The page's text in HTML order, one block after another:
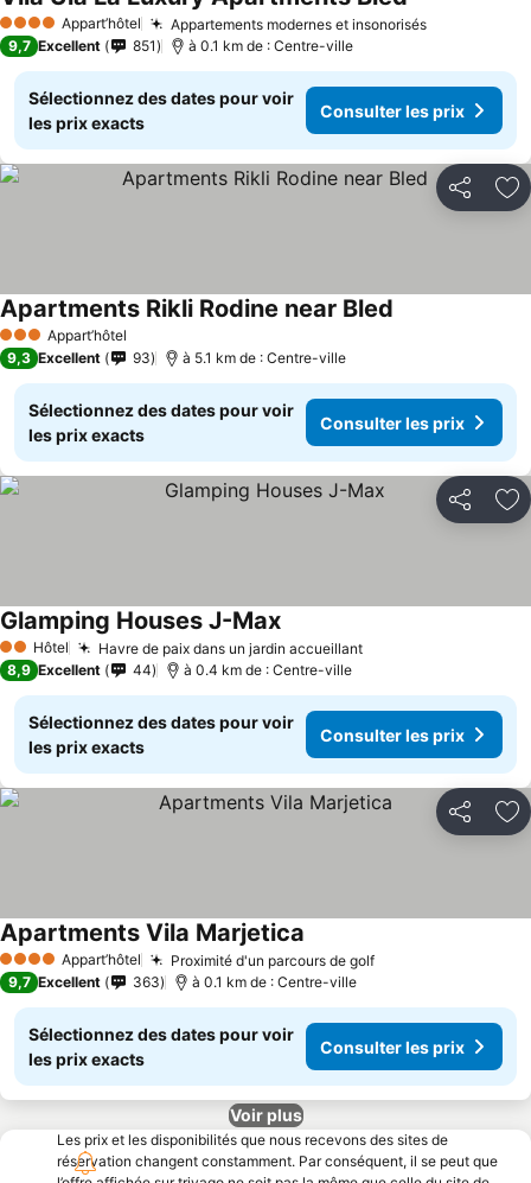
4 Étoiles Appart’hôtel Appartements modernes et insonorisés
9,7 Excellent 851 à 0.1 km de : Centre-ville
Sélectionnez des dates pour voir
les prix exacts
Consulter les prix
Partager
3 ÉtoilesAppart’hôtel
Apartments Rikli Rodine near Bled
9,3 Excellent 93 à 5.1 km de : Centre-ville
Sélectionnez des dates pour voir
les prix exacts
Consulter les prix
Partager
2 Étoiles
Hôtel Havre de paix dans un jardin accueillant
Glamping Houses J-Max
8,9 Excellent 44 à 0.4 km de : Centre-ville
Sélectionnez des dates pour voir
les prix exacts
Consulter les prix
Partager
4 Étoiles Appart’hôtel Proximité d'un parcours de golf
Apartments Vila Marjetica
9,7 Excellent 363 à 0.1 km de : Centre-ville
Sélectionnez des dates pour voir
les prix exacts
Consulter les prix
Voir plus
Les prix et les disponibilités que nous recevons des sites de
réservation changent constamment. Par conséquent, il se peut que